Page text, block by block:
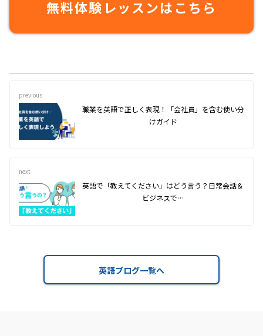
無料体験レッスンはこちら
previous
職業を英語で正しく表現！「会社員」を含む使い分
けガイド
next
英語で「教えてください」はどう言う？日常会話＆
ビジネスで…
英語ブログ一覧へ